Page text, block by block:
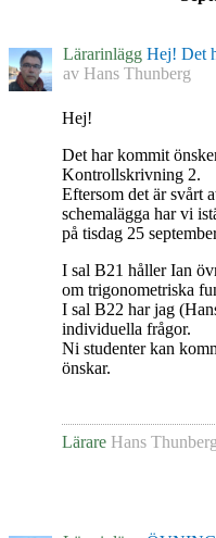
Lärarinlägg Hej! Det
av Hans Thunberg
Hej!
Det har kommit
Kontrollskrivning 2.
Eftersom det är svårt
schemalägga har vi
på tisdag 25
I sal B21 håller Ian
om trigonometriska
I sal B22 har jag
individuella frågor.
Ni studenter kan
önskar.
Lärare Hans Thunberg